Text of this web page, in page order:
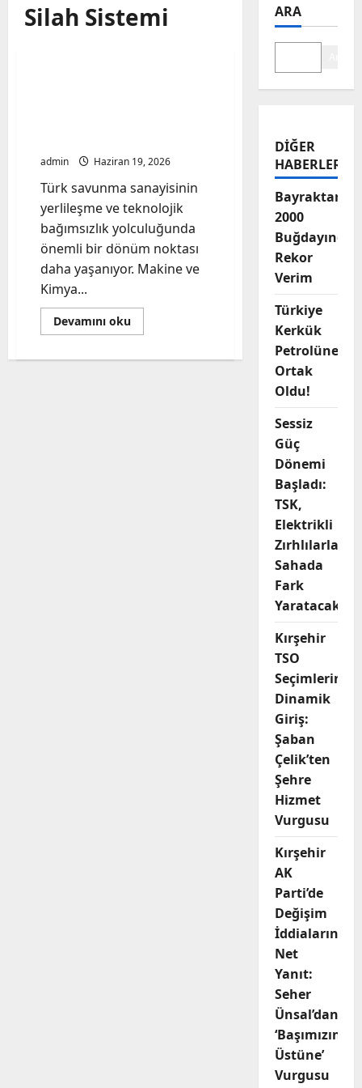
Silah Sistemi
admin Haziran 19, 2026
Türk savunma sanayisinin
yerlileşme ve teknolojik
bağımsızlık yolculuğunda
önemli bir dönüm noktası
daha yaşanıyor. Makine ve
Kimya...
Devamını okuRead
more
Savunmaya
ARA
DIĞER
HABERLER
Bayraktar-
2000
Buğdayında
Rekor
Verim
Türkiye
Kerkük
Petrolüne
Ortak
Oldu!
Sessiz
Güç
Dönemi
Başladı:
TSK,
Elektrikli
Zırhlılarla
Sahada
Fark
Yaratacak
Kırşehir
TSO
Seçimlerine
Dinamik
Giriş:
Şaban
Çelik’ten
Şehre
Hizmet
Vurgusu
Kırşehir
AK
Parti’de
Değişim
İddialarına
Net
Yanıt:
Seher
Ünsal’dan
‘Başımızın
Üstüne’
Vurgusu